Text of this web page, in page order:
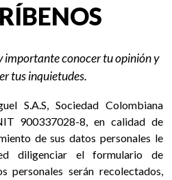
importante conocer tu opinión y
tus inquietudes.
S.A.S, Sociedad Colombiana
900337028-8, en calidad de
de sus datos personales le
diligenciar el formulario de
personales serán recolectados,